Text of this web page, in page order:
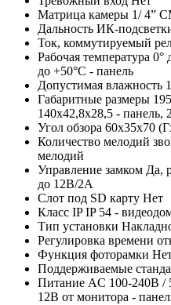
Матрица камеры 1/ 4”
Дальность ИК-
Ток, коммутируемый
Рабочая температура 0°
до +50°С - панель
Допустимая влажность
Габаритные размеры
140х42,8х28,5 - панель,
Угол обзора 60х35х70
Количество мелодий
мелодий
Управление замком Да,
до 12В/2А
Слот под SD карту Нет
Класс IP IP 54 -
Тип установки
Регулировка времени
Функция фоторамки
Поддерживаемые
Питание AC 100-240В /
12В от монитора -